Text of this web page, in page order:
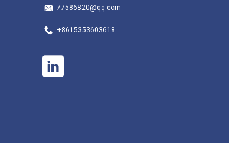
77586820@qq.com
+8615353603618